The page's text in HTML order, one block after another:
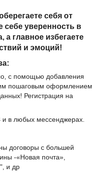
себя от
себе уверенность в
а главное избегаете
и эмоций!
с помощью добавления
пошаговым оформлением
Регистрация на
в любых мессенджерах.
договоры с большей
-«Новая почта»,
и др